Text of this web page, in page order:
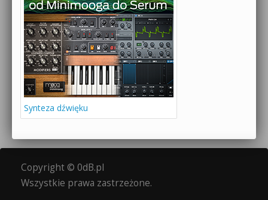
Synteza dźwięku
Copyright © 0dB.pl
Wszystkie prawa zastrzeżone.